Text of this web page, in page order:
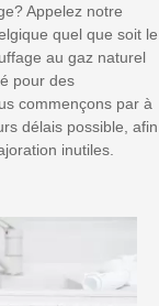
Appelez notre
quel que soit le
au gaz naturel
pour des
commençons par à
délais possible, afin
inutiles.